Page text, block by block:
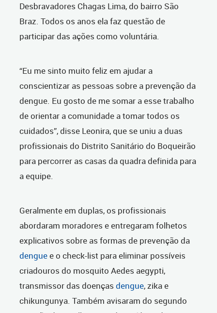
Desbravadores Chagas Lima, do bairro São
Braz. Todos os anos ela faz questão de
participar das ações como voluntária.
“Eu me sinto muito feliz em ajudar a
conscientizar as pessoas sobre a prevenção da
dengue. Eu gosto de me somar a esse trabalho
de orientar a comunidade a tomar todos os
cuidados”, disse Leonira, que se uniu a duas
profissionais do Distrito Sanitário do Boqueirão
para percorrer as casas da quadra definida para
a equipe.
Geralmente em duplas, os profissionais
abordaram moradores e entregaram folhetos
explicativos sobre as formas de prevenção da
denguee o check-list para eliminar possíveis
criadouros do mosquito Aedes aegypti,
transmissor das doenças dengue, zika e
chikungunya. Também avisaram do segundo